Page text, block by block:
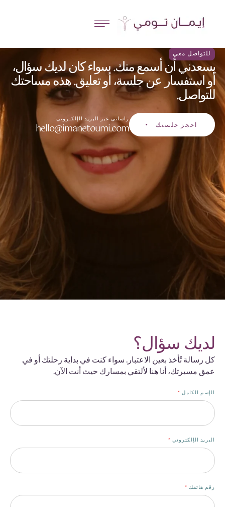
للتواصل معي
يسعدني أن أسمع منك. سواء كان لديك سؤال،
أو استفسار عن جلسة، أو تعليق. هذه مساحتك
للتواصل.
احجز جلستك
راسلني عبر البريد الإلكتروني:
hello@imanetoumi.com
لديك سؤال؟
كل رسالة تُأخذ بعين الاعتبار. سواء كنت في بداية رحلتك أو في
عمق مسيرتك، أنا هنا لألتقي بمسارك حيث أنت الآن.
الإسم الكامل *
البريد الإلكتروني *
رقم هاتفك *